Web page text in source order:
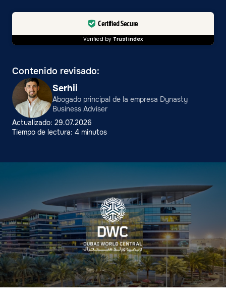
Certified Secure
Verified by Trustindex
Contenido revisado:
Serhii
Abogado principal de la empresa Dynasty
Business Adviser
Actualizado: 29.07.2026
Tiempo de lectura: 4 minutos